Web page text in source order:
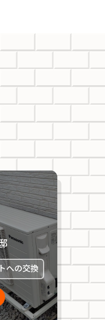
への交換